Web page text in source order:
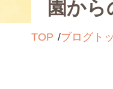
園から
TOP ブログト